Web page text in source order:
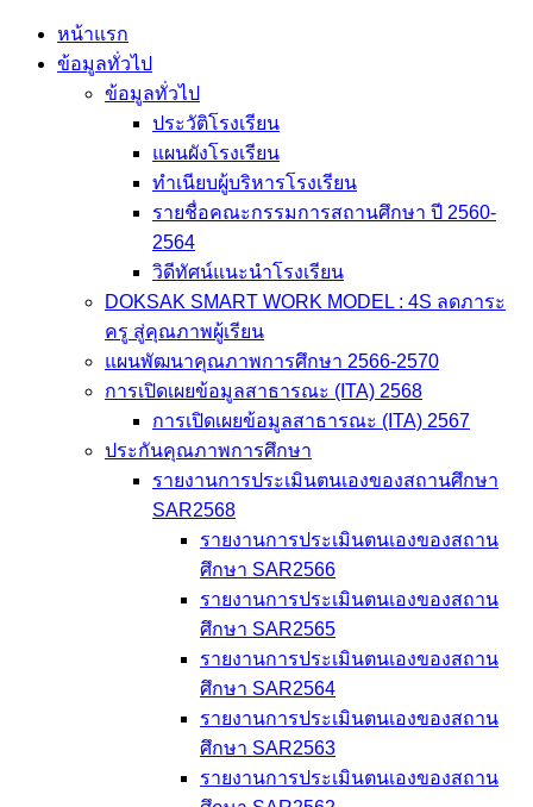
Skip
หน้าแรก
ข้อมูลทั่วไป
ข้อมูลทั่วไป
ประวัติโรงเรียน
แผนผังโรงเรียน
ทำเนียบผู้บริหารโรงเรียน
รายชื่อคณะกรรมการสถานศึกษา ปี 2560-
2564
วิดีทัศน์แนะนำโรงเรียน
DOKSAK SMART WORK MODEL : 4S ลดภาระ
ครู สู่คุณภาพผู้เรียน
แผนพัฒนาคุณภาพการศึกษา 2566-2570
การเปิดเผยข้อมูลสาธารณะ (ITA) 2568
การเปิดเผยข้อมูลสาธารณะ (ITA) 2567
ประกันคุณภาพการศึกษา
รายงานการประเมินตนเองของสถานศึกษา
SAR2568
รายงานการประเมินตนเองของสถาน
ศึกษา SAR2566
รายงานการประเมินตนเองของสถาน
ศึกษา SAR2565
รายงานการประเมินตนเองของสถาน
ศึกษา SAR2564
รายงานการประเมินตนเองของสถาน
ศึกษา SAR2563
รายงานการประเมินตนเองของสถาน